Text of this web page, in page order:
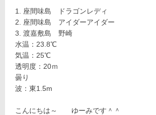
座間味島 ドラゴンレディ
座間味島 アイダーアイダー
渡嘉敷島 野崎
水温：23.8℃
気温：25℃
透明度：20ｍ
曇り
波：東1.5m
こんにちは～ ゆーみです＾＾